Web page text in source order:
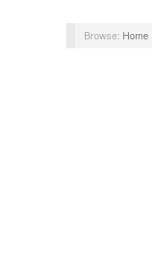
Browse: Home